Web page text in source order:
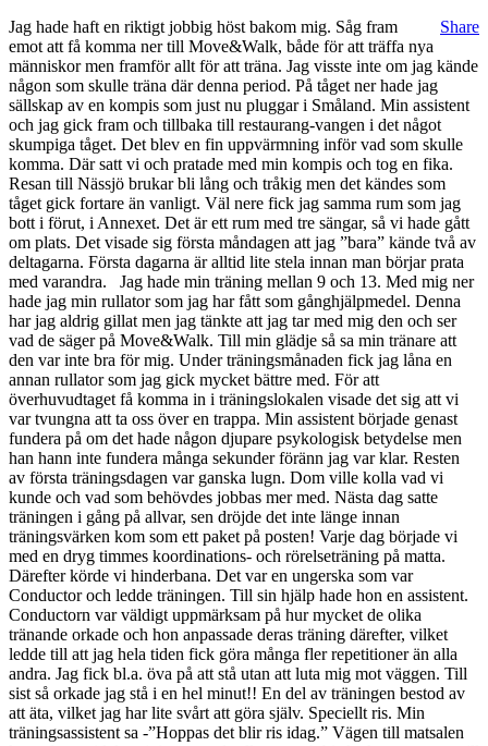
Share
Jag hade haft en riktigt jobbig höst bakom mig. Såg fram
emot att få komma ner till Move&Walk, både för att träffa nya
människor men framför allt för att träna. Jag visste inte om jag kände
någon som skulle träna där denna period. På tåget ner hade jag
sällskap av en kompis som just nu pluggar i Småland. Min assistent
och jag gick fram och tillbaka till restaurang-vangen i det något
skumpiga tåget. Det blev en fin uppvärmning inför vad som skulle
komma. Där satt vi och pratade med min kompis och tog en fika.
Resan till Nässjö brukar bli lång och tråkig men det kändes som
tåget gick fortare än vanligt. Väl nere fick jag samma rum som jag
bott i förut, i Annexet. Det är ett rum med tre sängar, så vi hade gått
om plats. Det visade sig första måndagen att jag ”bara” kände två av
deltagarna. Första dagarna är alltid lite stela innan man börjar prata
med varandra. Jag hade min träning mellan 9 och 13. Med mig ner
hade jag min rullator som jag har fått som gånghjälpmedel. Denna
har jag aldrig gillat men jag tänkte att jag tar med mig den och ser
vad de säger på Move&Walk. Till min glädje så sa min tränare att
den var inte bra för mig. Under träningsmånaden fick jag låna en
annan rullator som jag gick mycket bättre med. För att
överhuvudtaget få komma in i träningslokalen visade det sig att vi
var tvungna att ta oss över en trappa. Min assistent började genast
fundera på om det hade någon djupare psykologisk betydelse men
han hann inte fundera många sekunder föränn jag var klar. Resten
av första träningsdagen var ganska lugn. Dom ville kolla vad vi
kunde och vad som behövdes jobbas mer med. Nästa dag satte
träningen i gång på allvar, sen dröjde det inte länge innan
träningsvärken kom som ett paket på posten! Varje dag började vi
med en dryg timmes koordinations- och rörelseträning på matta.
Därefter körde vi hinderbana. Det var en ungerska som var
Conductor och ledde träningen. Till sin hjälp hade hon en assistent.
Conductorn var väldigt uppmärksam på hur mycket de olika
tränande orkade och hon anpassade deras träning därefter, vilket
ledde till att jag hela tiden fick göra många fler repetitioner än alla
andra. Jag fick bl.a. öva på att stå utan att luta mig mot väggen. Till
sist så orkade jag stå i en hel minut!! En del av träningen bestod av
att äta, vilket jag har lite svårt att göra själv. Speciellt ris. Min
träningsassistent sa -”Hoppas det blir ris idag.” Vägen till matsalen